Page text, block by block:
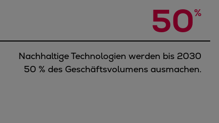
50%
Nachhaltige Technologien werden bis 2030
50 % des Geschäftsvolumens ausmachen.